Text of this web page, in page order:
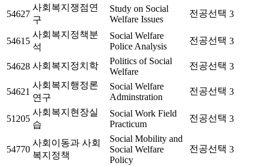
54627
사회복지쟁점연
구
Study on Social
Welfare Issues
전공선택 3
54615
사회복지정책분
석
Social Welfare
Police Analysis
전공선택 3
54628 사회복지정치학
Politics of Social
Welfare
전공선택 3
54621
사회복지행정론
연구
Social Welfare
Adminstration
전공선택 3
51205
사회복지현장실
습
Social Work Field
Practicum
전공선택 3
54770
사회이동과 사회
복지정책
Social Mobility and
Social Welfare
Policy
전공선택 3